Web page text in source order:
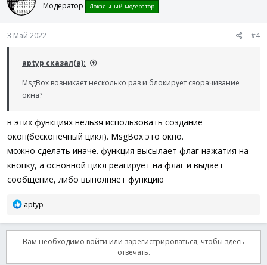
Модератор Локальный модератор
3 Май 2022 #4
aptyp сказал(а):
MsgBox возникает несколько раз и блокирует сворачивание
окна?
в этих функциях нельзя использовать создание
окон(бесконечный цикл). MsgBox это окно.
можно сделать иначе. функция высылает флаг нажатия на
кнопку, а основной цикл реагирует на флаг и выдает
сообщение, либо выполняет функцию
Р
а
ц
aptyp
Вам необходимо войти или зарегистрироваться, чтобы здесь
отвечать.